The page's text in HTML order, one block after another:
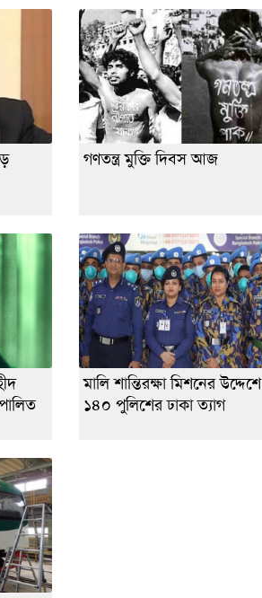
গণতন্ত্র মুক্তি দিবস আজ
মালি শান্তিরক্ষা মিশনের উদ্দেশে
১৪০ পুলিশের ঢাকা ত্যাগ